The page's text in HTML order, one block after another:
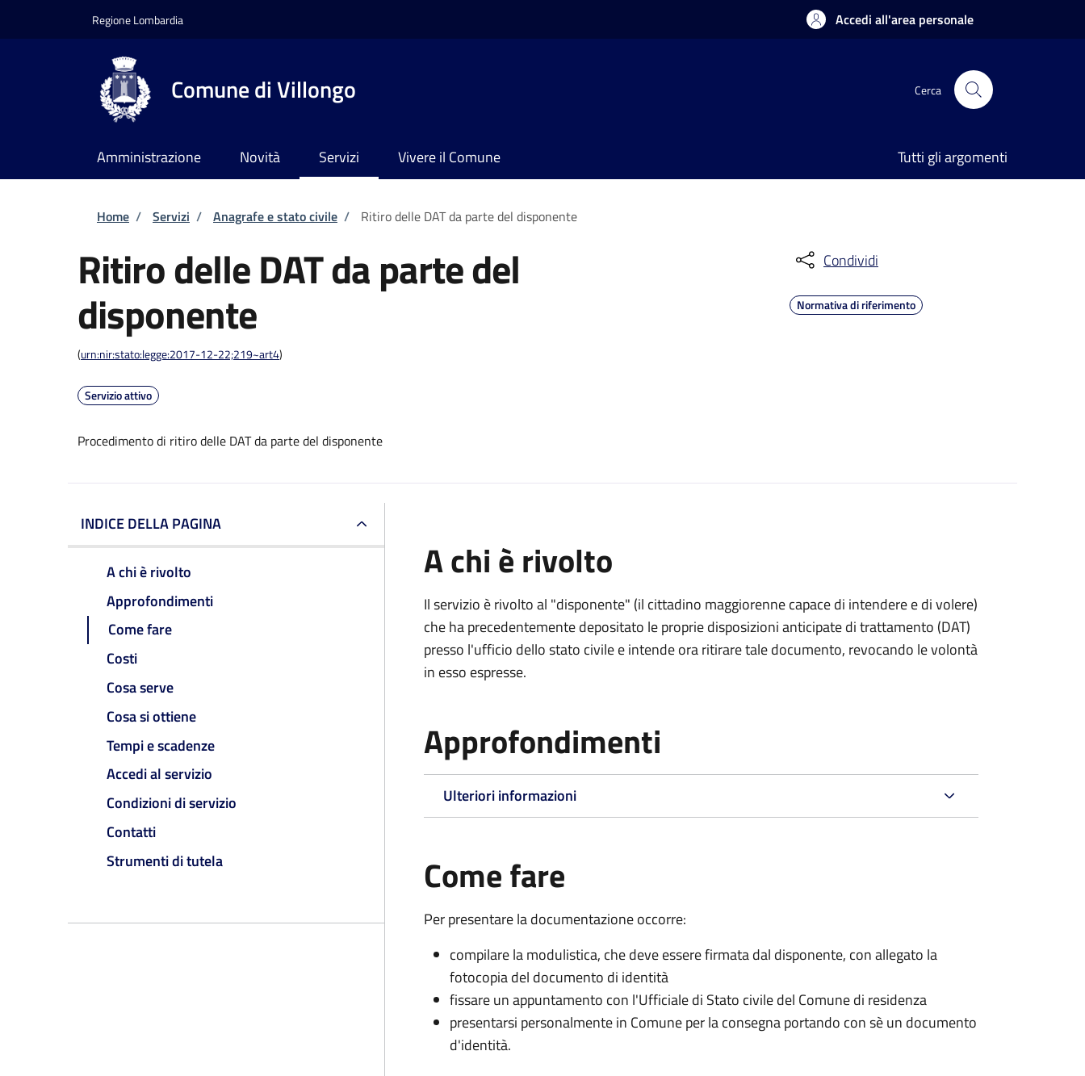
Regione Lombardia Accedi all'area personale
Comune di Villongo Cerca
Amministrazione Novità Servizi Vivere il Comune Tutti gli argomenti
Briciole di pane
Home / Servizi / Anagrafe e stato civile / Ritiro delle DAT da parte del disponente
Ritiro delle DAT da parte del
disponente
(urn:nir:stato:legge:2017-12-22;219~art4)
Servizio attivo
Procedimento di ritiro delle DAT da parte del disponente
Condividi
Normativa di riferimento
INDICE DELLA PAGINA
A chi è rivolto
Approfondimenti
Come fare
Costi
Cosa serve
Cosa si ottiene
Tempi e scadenze
Accedi al servizio
Condizioni di servizio
Contatti
Strumenti di tutela
A chi è rivolto
Il servizio è rivolto al "disponente" (il cittadino maggiorenne capace di intendere e di volere)
che ha precedentemente depositato le proprie disposizioni anticipate di trattamento (DAT)
presso l'ufficio dello stato civile e intende ora ritirare tale documento, revocando le volontà
in esso espresse.
Approfondimenti
Ulteriori informazioni
Come fare
Per presentare la documentazione occorre:
compilare la modulistica, che deve essere firmata dal disponente, con allegato la
fotocopia del documento di identità
fissare un appuntamento con l'Ufficiale di Stato civile del Comune di residenza
presentarsi personalmente in Comune per la consegna portando con sè un documento
d'identità.